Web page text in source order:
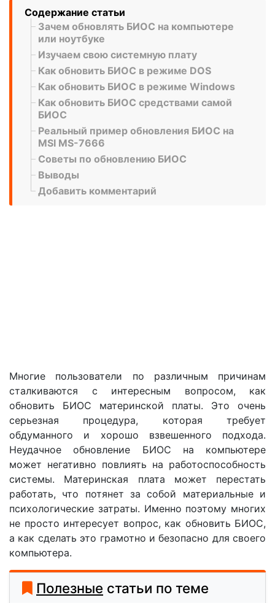
Содержание статьи
Зачем обновлять БИОС на компьютере
или ноутбуке
Изучаем свою системную плату
Как обновить БИОС в режиме DOS
Как обновить БИОС в режиме Windows
Как обновить БИОС средствами самой
БИОС
Реальный пример обновления БИОС на
MSI MS-7666
Советы по обновлению БИОС
Выводы
Добавить комментарий
Многие пользователи по различным причинам
сталкиваются с интересным вопросом, как
обновить БИОС материнской платы. Это очень
серьезная процедура, которая требует
обдуманного и хорошо взвешенного подхода.
Неудачное обновление БИОС на компьютере
может негативно повлиять на работоспособность
системы. Материнская плата может перестать
работать, что потянет за собой материальные и
психологические затраты. Именно поэтому многих
не просто интересует вопрос, как обновить БИОС,
а как сделать это грамотно и безопасно для своего
компьютера.
Полезные статьи по теме